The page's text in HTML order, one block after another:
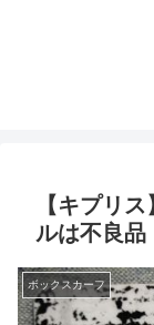
【キプリ
ルは不良品
ボックスカーフ